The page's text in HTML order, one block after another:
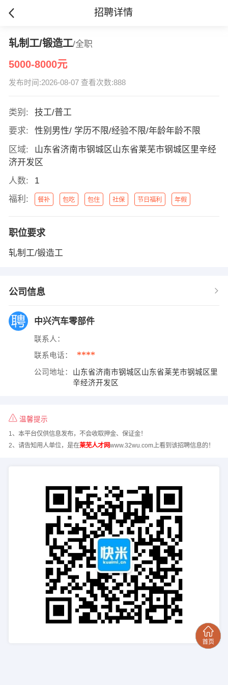
招聘详情
轧制工/锻造工/全职
5000-8000元
发布时间:2026-08-07 查看次数:888
类别:
技工/普工
要求:
性别男性/ 学历不限/经验不限/年龄年龄不限
区域:
山东省济南市钢城区山东省莱芜市钢城区里辛经
济开发区
人数:
1
福利:
餐补 包吃 包住 社保 节日福利 年假
职位要求
轧制工/锻造工
公司信息
中兴汽车零部件
联系人：
联系电话： ****
公司地址：
山东省济南市钢城区山东省莱芜市钢城区里
辛经济开发区
温馨提示
1、本平台仅供信息发布，不会收取押金、保证金！
2、请告知用人单位，是在莱芜人才网www.32wu.com上看到该招聘信息的！